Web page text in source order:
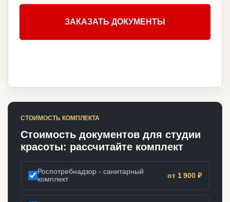
ЗАКАЗАТЬ ДОКУМЕНТЫ
СТОИМОСТЬ КОМПЛЕКТА
Стоимость документов для студии
красоты: рассчитайте комплект
Роспотребнадзор - санитарный
комплект
от 1 900 ₽